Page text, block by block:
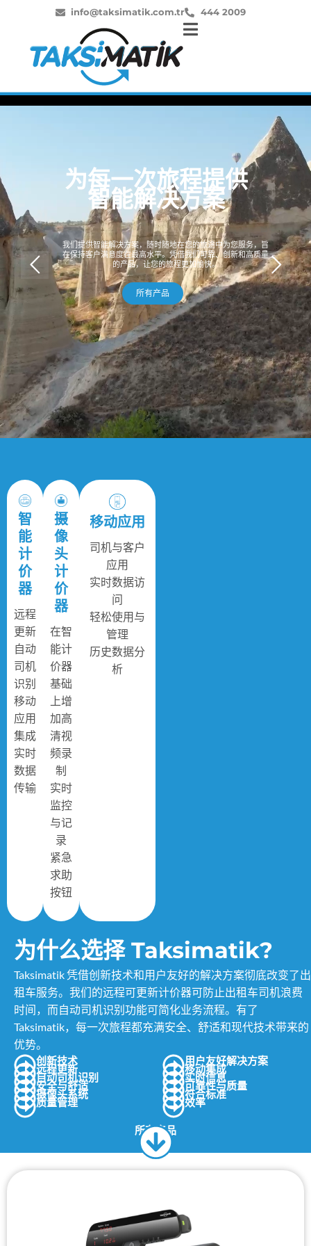
info@taksimatik.com.tr 444 2009
为每一次旅程提供
智能解决方案
我们提供智能解决方案，随时随地在您的旅途中为您服务，旨
在保持客户满意度在最高水平。凭借我们可靠、创新和高质量
的产品，让您的旅程更加愉快。
所有产品
智
能
计
价
器
远程
更新
自动
司机
识别
移动
应用
集成
实时
数据
传输
摄
像
头
计
价
器
在智
能计
价器
基础
上增
加高
清视
频录
制
实时
监控
与记
录
紧急
求助
按钮
移动应用
司机与客户
应用
实时数据访
问
轻松使用与
管理
历史数据分
析
为什么选择 Taksimatik?
Taksimatik 凭借创新技术和用户友好的解决方案彻底改变了出
租车服务。我们的远程可更新计价器可防止出租车司机浪费
时间，而自动司机识别功能可简化业务流程。有了
Taksimatik，每一次旅程都充满安全、舒适和现代技术带来的
优势。
创新技术
远程更新
自动司机识别
安全与舒适
摄像头系统
质量管理
用户友好解决方案
移动集成
实时信息
可靠性与质量
符合标准
效率
所有产品